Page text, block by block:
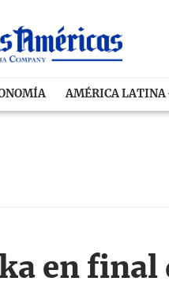
AMÉRICA LATINA
en